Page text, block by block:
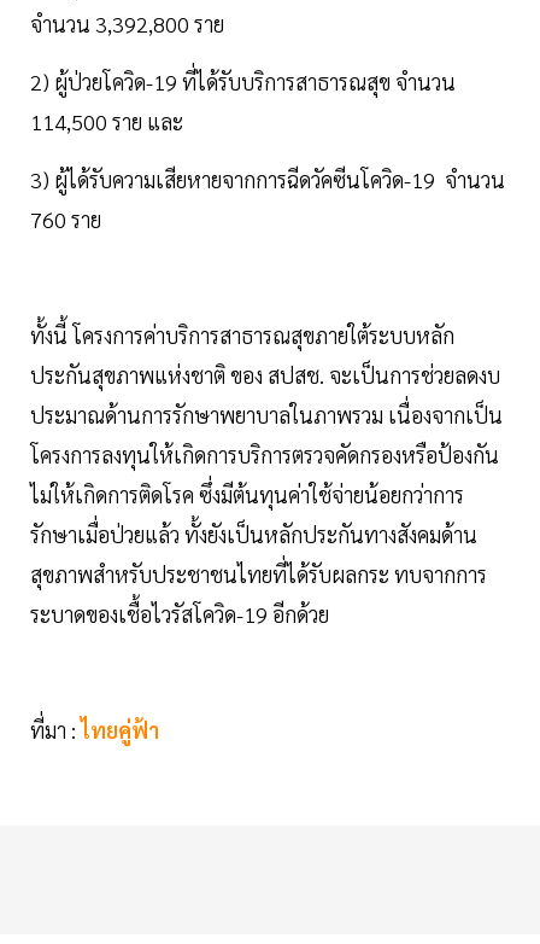
จำนวน 3,392,800 ราย
2) ผู้ป่วยโควิด-19 ที่ได้รับบริการสาธารณสุข จำนวน
114,500 ราย และ
3) ผู้ได้รับความเสียหายจากการฉีดวัคซีนโควิด-19 จำนวน
760 ราย
ทั้งนี้ โครงการค่าบริการสาธารณสุขภายใต้ระบบหลัก
ประกันสุขภาพแห่งชาติ ของ สปสช. จะเป็นการช่วยลดงบ
ประมาณด้านการรักษาพยาบาลในภาพรวม เนื่องจากเป็น
โครงการลงทุนให้เกิดการบริการตรวจคัดกรองหรือป้องกัน
ไม่ให้เกิดการติดโรค ซึ่งมีต้นทุนค่าใช้จ่ายน้อยกว่าการ
รักษาเมื่อป่วยแล้ว ทั้งยังเป็นหลักประกันทางสังคมด้าน
สุขภาพสำหรับประชาชนไทยที่ได้รับผลกระ ทบจากการ
ระบาดของเชื้อไวรัสโควิด-19 อีกด้วย
ที่มา :ไทยคู่ฟ้า